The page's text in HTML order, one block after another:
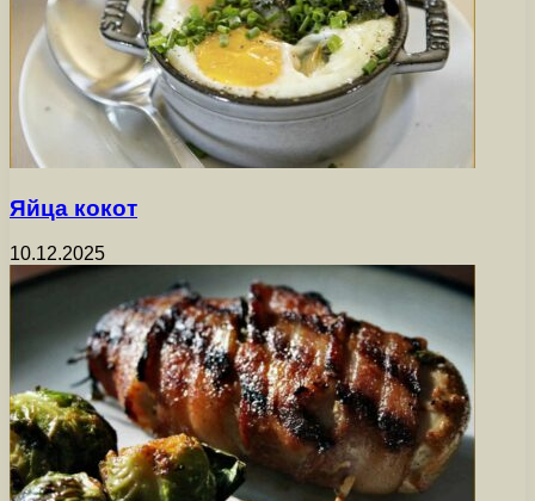
Яйца кокот
10.12.2025